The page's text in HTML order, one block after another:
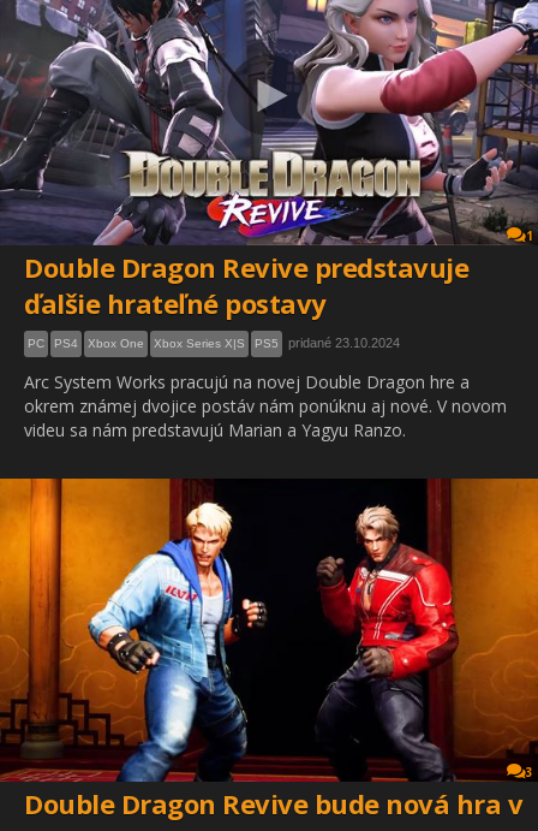
1
Double Dragon Revive predstavuje
ďalšie hrateľné postavy
PC PS4 Xbox One Xbox Series X|S PS5 pridané 23.10.2024
Arc System Works pracujú na novej Double Dragon hre a
okrem známej dvojice postáv nám ponúknu aj nové. V novom
videu sa nám predstavujú Marian a Yagyu Ranzo.
3
Double Dragon Revive bude nová hra v